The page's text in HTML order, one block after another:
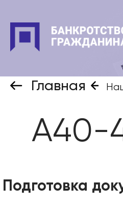
Главная
А40-
Подготовка